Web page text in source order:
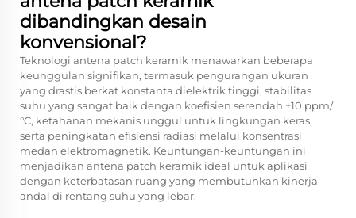
dibandingkan desain
konvensional?
Teknologi antena patch keramik menawarkan beberapa
keunggulan signifikan, termasuk pengurangan ukuran
yang drastis berkat konstanta dielektrik tinggi, stabilitas
suhu yang sangat baik dengan koefisien serendah ±10 ppm/
°C, ketahanan mekanis unggul untuk lingkungan keras,
serta peningkatan efisiensi radiasi melalui konsentrasi
medan elektromagnetik. Keuntungan-keuntungan ini
menjadikan antena patch keramik ideal untuk aplikasi
dengan keterbatasan ruang yang membutuhkan kinerja
andal di rentang suhu yang lebar.